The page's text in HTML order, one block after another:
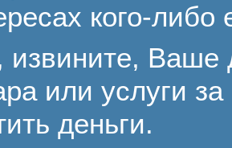
кого-либо
извините, Ваше
или услуги
деньги.